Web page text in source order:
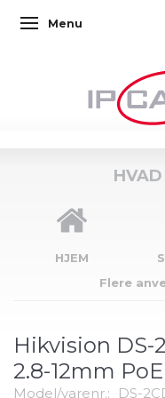
Skifte navigation
Menu
HJEM
Flere
Hikvision DS-
2.8-12mm PoE
Model/varenr.: DS-